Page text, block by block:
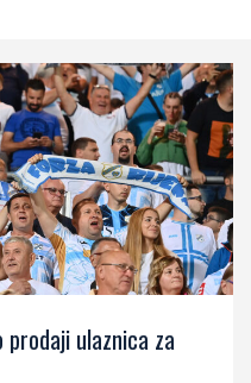
ulaznica za